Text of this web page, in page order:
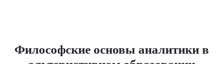
Философские основы аналитики в